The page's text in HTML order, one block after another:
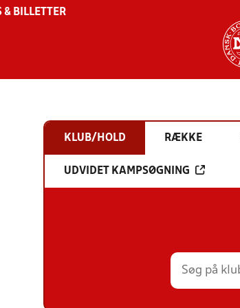
& BILLETTER
KLUB/HOLD RÆKKE
UDVIDET KAMPSØGNING